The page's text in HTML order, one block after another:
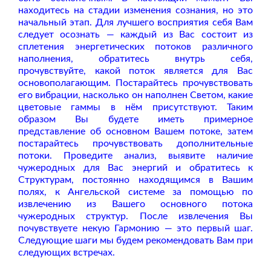
находитесь на стадии изменения сознания, но это
начальный этап. Для лучшего восприятия себя Вам
следует осознать — каждый из Вас состоит из
сплетения энергетических потоков различного
наполнения, обратитесь внутрь себя,
прочувствуйте, какой поток является для Вас
основополагающим. Постарайтесь прочувствовать
его вибрации, насколько он наполнен Светом, какие
цветовые гаммы в нём присутствуют. Таким
образом Вы будете иметь примерное
представление об основном Вашем потоке, затем
постарайтесь прочувствовать дополнительные
потоки. Проведите анализ, выявите наличие
чужеродных для Вас энергий и обратитесь к
Структурам, постоянно находящимся в Вашим
полях, к Ангельской системе за помощью по
извлечению из Вашего основного потока
чужеродных структур. После извлечения Вы
почувствуете некую Гармонию — это первый шаг.
Следующие шаги мы будем рекомендовать Вам при
следующих встречах.